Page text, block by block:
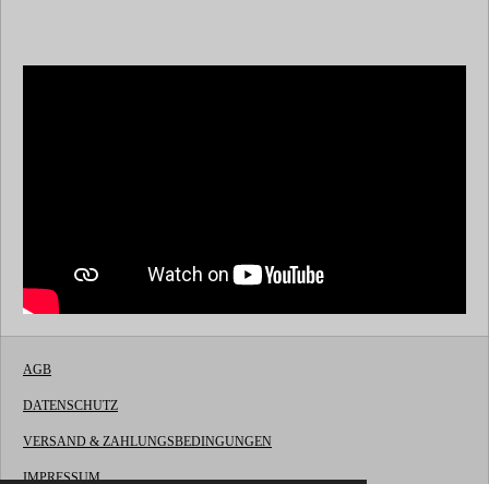
AGB
DATENSCHUTZ
VERSAND & ZAHLUNGSBEDINGUNGEN
IMPRESSUM